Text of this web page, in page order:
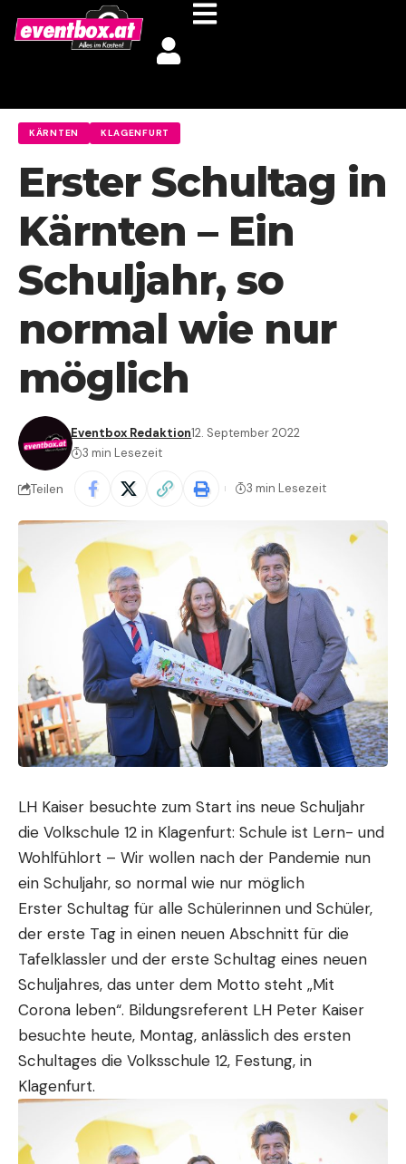
KÄRNTEN KLAGENFURT
Erster Schultag in
Kärnten – Ein
Schuljahr, so
normal wie nur
möglich
Eventbox Redaktion12. September 2022
3 min Lesezeit
Teilen 3 min Lesezeit
LH Kaiser besuchte zum Start ins neue Schuljahr
die Volkschule 12 in Klagenfurt: Schule ist Lern- und
Wohlfühlort – Wir wollen nach der Pandemie nun
ein Schuljahr, so normal wie nur möglich
Erster Schultag für alle Schülerinnen und Schüler,
der erste Tag in einen neuen Abschnitt für die
Tafelklassler und der erste Schultag eines neuen
Schuljahres, das unter dem Motto steht „Mit
Corona leben“. Bildungsreferent LH Peter Kaiser
besuchte heute, Montag, anlässlich des ersten
Schultages die Volksschule 12, Festung, in
Klagenfurt.